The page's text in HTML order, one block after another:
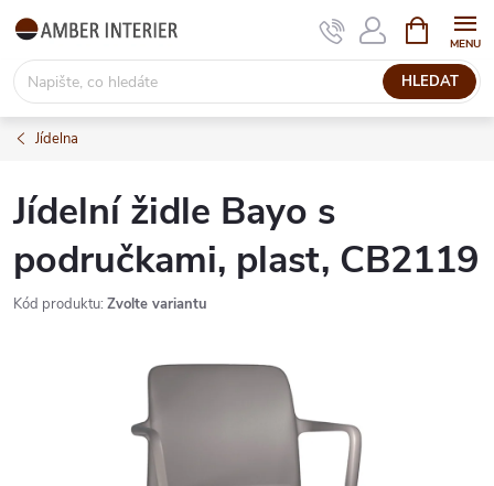
Přejít
obsah
HLEDAT
NÁKUPNÍ
KOŠÍK
Jídelna
Jídelní židle Bayo s
područkami, plast, CB2119
Kód produktu: Zvolte variantu